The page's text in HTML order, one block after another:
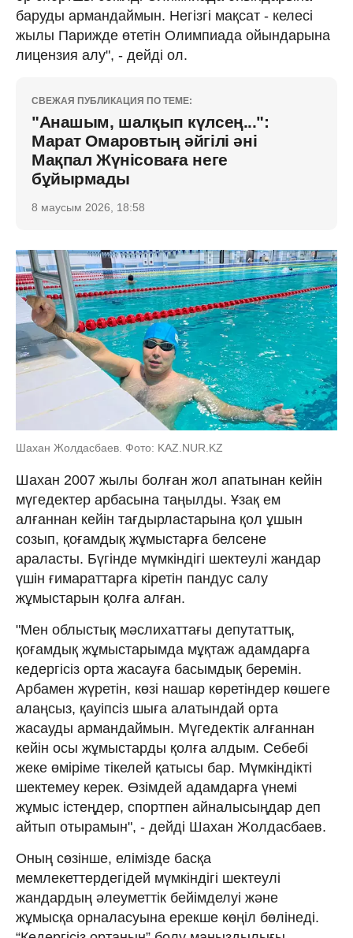
баруды армандаймын. Негізгі мақсат - келесі
жылы Парижде өтетін Олимпиада ойындарына
лицензия алу", - дейді ол.
СВЕЖАЯ ПУБЛИКАЦИЯ ПО ТЕМЕ:
"Анашым, шалқып күлсең...":
Марат Омаровтың әйгілі әні
Мақпал Жүнісоваға неге
бұйырмады
8 маусым 2026, 18:58
Шахан Жолдасбаев. Фото: KAZ.NUR.KZ
Шахан 2007 жылы болған жол апатынан кейін
мүгедектер арбасына таңылды. Ұзақ ем
алғаннан кейін тағдырластарына қол ұшын
созып, қоғамдық жұмыстарға белсене
араласты. Бүгінде мүмкіндігі шектеулі жандар
үшін ғимараттарға кіретін пандус салу
жұмыстарын қолға алған.
"Мен облыстық мәслихаттағы депутаттық,
қоғамдық жұмыстарымда мұқтаж адамдарға
кедергісіз орта жасауға басымдық беремін.
Арбамен жүретін, көзі нашар көретіндер көшеге
алаңсыз, қауіпсіз шыға алатындай орта
жасауды армандаймын. Мүгедектік алғаннан
кейін осы жұмыстарды қолға алдым. Себебі
жеке өміріме тікелей қатысы бар. Мүмкіндікті
шектемеу керек. Өзімдей адамдарға үнемі
жұмыс істеңдер, спортпен айналысыңдар деп
айтып отырамын", - дейді Шахан Жолдасбаев.
Оның сөзінше, елімізде басқа
мемлекеттердегідей мүмкіндігі шектеулі
жандардың әлеуметтік бейімделуі және
жұмысқа орналасуына ерекше көңіл бөлінеді.